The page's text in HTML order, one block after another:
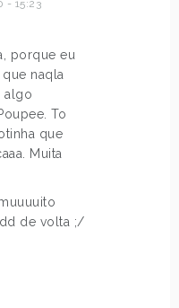
- 15:23
porque eu
naqla
algo
To
que
Muita
de volta ;/